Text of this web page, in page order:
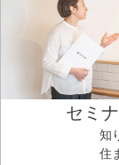
セミ
知
住